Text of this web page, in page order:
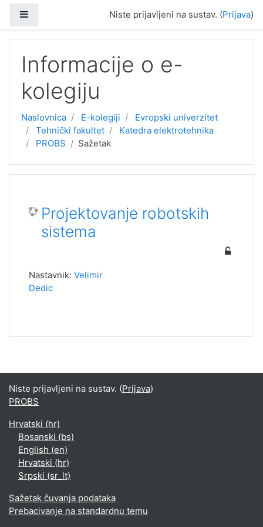
Niste prijavljeni na sustav. (Prijava)
Informacije o e-
kolegiju
Naslovnica E-kolegiji
Evropski univerzitet
Tehnički fakultet
Katedra elektrotehnika
PROBS
Sažetak
Projektovanje robotskih
sistema
Nastavnik: Velimir
Dedic
Niste prijavljeni na sustav. (Prijava)
PROBS
Hrvatski ‎(hr)‎
Bosanski ‎(bs)‎
English ‎(en)‎
Hrvatski ‎(hr)‎
Srpski ‎(sr_lt)‎
Sažetak čuvanja podataka
Prebacivanje na standardnu temu